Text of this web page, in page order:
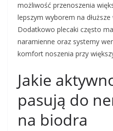
możliwość przenoszenia
lepszym wyborem na
Dodatkowo plecaki często
naramienne oraz systemy
komfort noszenia przy
Jakie
pasują do
na biodra